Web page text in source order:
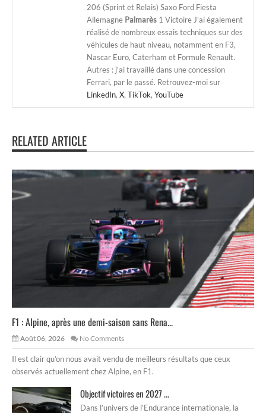
206 (Sprint et Relais) Saxo Ford Fiesta
Allemagne Palmarès 1 Victoire J'ai également
réalisé de nombreux essais techniques sur des
véhicules de haut niveau, notamment en F3,
Nascar Euro, Caterham et Formule Renault.
Autres : j'ai travaillé dans une concession
Ferrari, par le passé. Retrouvez-moi sur
LinkedIn, X, TikTok, YouTube
RELATED ARTICLE
F1 : Alpine, après une demi-saison sans Rena...
Août 06, 2026 No Comments
Il est clair qu’on nous avait vendu de meilleurs résultats que ceux
observés actuellement chez Alpine, en F1.
Objectif victoires en 2027 ...
Dans l’univers de l’Endurance internationale, la